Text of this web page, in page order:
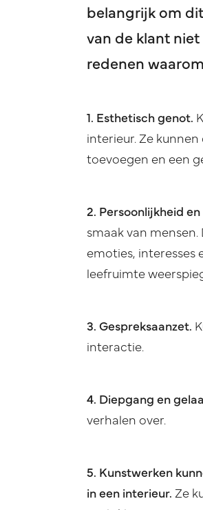
belangrijk om
van de klant
redenen
1. Esthetisch genot.
interieur. Ze
toevoegen en een
2. Persoonlijkheid
smaak van
emoties, interesses
leefruimte
3. Gespreksaanzet.
interactie.
4. Diepgang en
verhalen over.
5. Kunstwerken
in een interieur. Ze